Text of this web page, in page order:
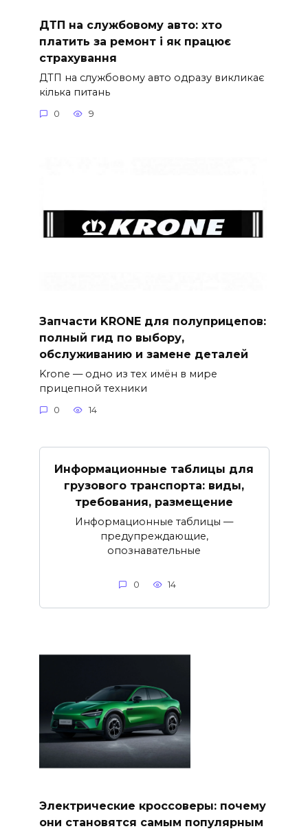
ДТП на службовому авто: хто
платить за ремонт і як працює
страхування
ДТП на службовому авто одразу викликає
кілька питань
0 9
Запчасти KRONE для полуприцепов:
полный гид по выбору,
обслуживанию и замене деталей
Krone — одно из тех имён в мире
прицепной техники
0 14
Информационные таблицы для
грузового транспорта: виды,
требования, размещение
Информационные таблицы —
предупреждающие,
опознавательные
0 14
Электрические кроссоверы: почему
они становятся самым популярным